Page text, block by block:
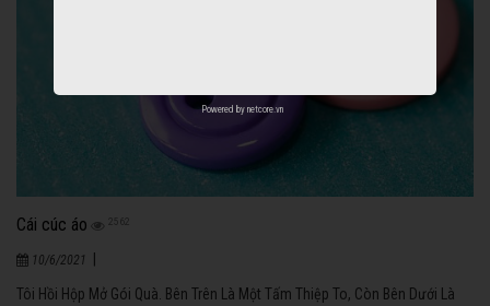
Cái cúc áo 2562
10/6/2021
Tôi Hồi Hộp Mở Gói Quà. Bên Trên Là Một Tấm Thiệp To, Còn Bên Dưới Là
Powered by netcore.vn